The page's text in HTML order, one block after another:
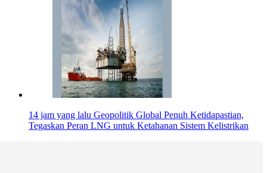
14 jam yang lalu Geopolitik Global Penuh Ketidapastian,
Tegaskan Peran LNG untuk Ketahanan Sistem Kelistrikan